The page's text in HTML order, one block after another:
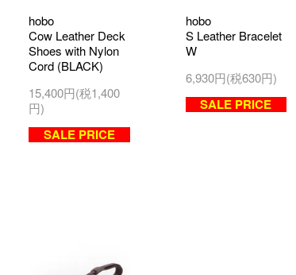
hobo
Cow Leather Deck
Shoes with Nylon
Cord (BLACK)
15,400円(税1,400
円)
SALE PRICE
hobo
S Leather Bracelet
W
6,930円(税630円)
SALE PRICE